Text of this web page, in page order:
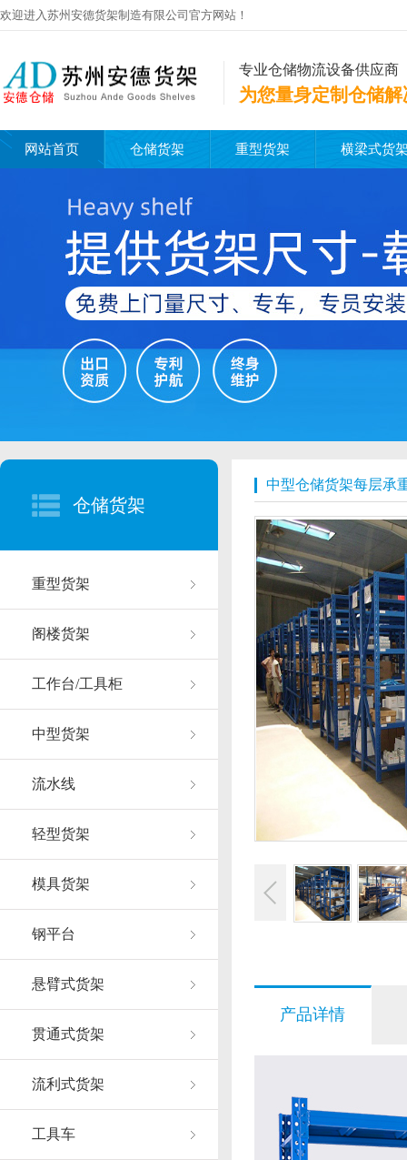
欢迎进入苏州安德货架制造有限公司官方网站！
专业仓储物流设备供应商
为您量身定制仓储
网站首页 仓储货架 重型货架 横梁式货
仓储货架
重型货架
阁楼货架
工作台/工具柜
中型货架
流水线
轻型货架
模具货架
钢平台
悬臂式货架
贯通式货架
流利式货架
工具车
中型仓储货架每层承
产品详情